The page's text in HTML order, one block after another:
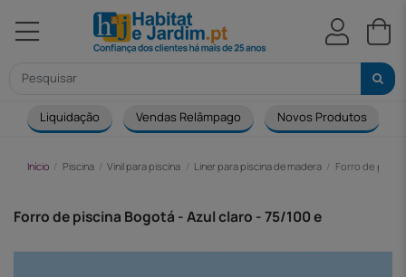
Liquidação Vendas Relâmpago Novos Produtos
Início Piscina Vinil para piscina Liner para piscina de madera Forro de
Forro de piscina Bogotá - Azul claro - 75/100 e